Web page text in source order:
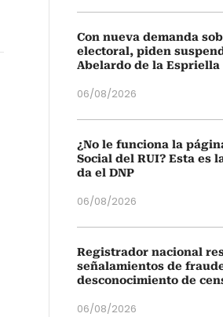
Con nueva demanda
electoral, piden
Abelardo de la Espriella
06/08/2026
¿No le funciona la
Social del RUI? Esta es
da el DNP
06/08/2026
Registrador nacional
señalamientos de
desconocimiento de
06/08/2026